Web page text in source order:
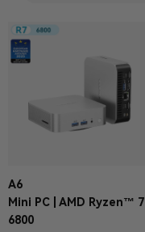
A6
Mini PC | AMD Ryzen™ 7
6800